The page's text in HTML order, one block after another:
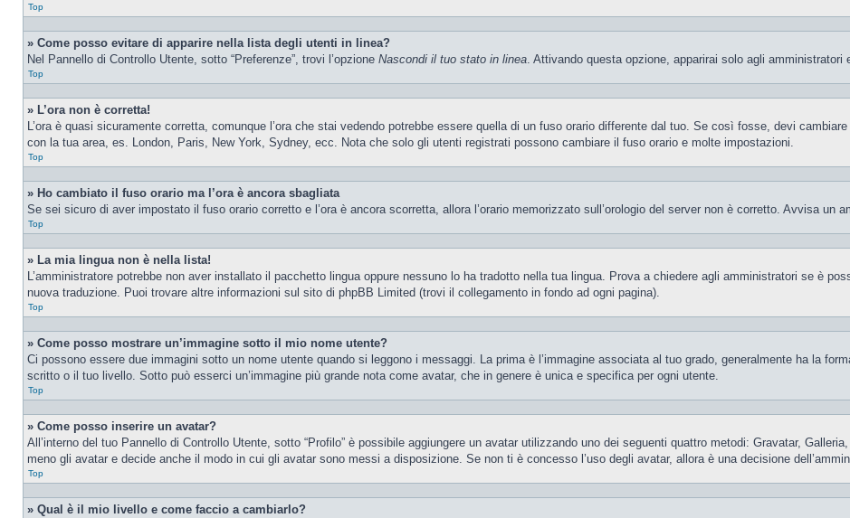
Top
» Come posso evitare di apparire nella lista degli utenti in linea?
Nel Pannello di Controllo Utente, sotto “Preferenze”, trovi l’opzione Nascondi il tuo stato in linea. Attivando questa opzione, apparirai solo agli
Top
» L’ora non è corretta!
L’ora è quasi sicuramente corretta, comunque l’ora che stai vedendo potrebbe essere quella di un fuso orario differente dal tuo. Se così fosse, devi
con la tua area, es. London, Paris, New York, Sydney, ecc. Nota che solo gli utenti registrati possono cambiare il fuso orario e molte impostazioni.
Top
» Ho cambiato il fuso orario ma l’ora è ancora sbagliata
Se sei sicuro di aver impostato il fuso orario corretto e l’ora è ancora scorretta, allora l’orario memorizzato sull’orologio del server non è corretto. Avvisa un
Top
» La mia lingua non è nella lista!
L’amministratore potrebbe non aver installato il pacchetto lingua oppure nessuno lo ha tradotto nella tua lingua. Prova a chiedere agli amministratori se è
nuova traduzione. Puoi trovare altre informazioni sul sito di phpBB Limited (trovi il collegamento in fondo ad ogni pagina).
Top
» Come posso mostrare un’immagine sotto il mio nome utente?
Ci possono essere due immagini sotto un nome utente quando si leggono i messaggi. La prima è l’immagine associata al tuo grado, generalmente ha la
scritto o il tuo livello. Sotto può esserci un’immagine più grande nota come avatar, che in genere è unica e specifica per ogni utente.
Top
» Come posso inserire un avatar?
All’interno del tuo Pannello di Controllo Utente, sotto “Profilo” è possibile aggiungere un avatar utilizzando uno dei seguenti quattro metodi: Gravatar,
meno gli avatar e decide anche il modo in cui gli avatar sono messi a disposizione. Se non ti è concesso l’uso degli avatar, allora è una decisione
Top
» Qual è il mio livello e come faccio a cambiarlo?